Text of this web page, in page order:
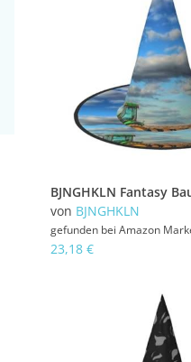
von BJNGHKLN
gefunden bei Amazon
23,18 €